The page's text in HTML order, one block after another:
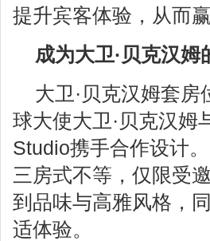
提升宾客体验，从而
成为大卫· 贝克汉姆
大卫·贝克汉姆套
球大使大卫·贝克汉
Studio携手合作设计
三房式不等，仅限受
到品味与高雅风格，
适体验。